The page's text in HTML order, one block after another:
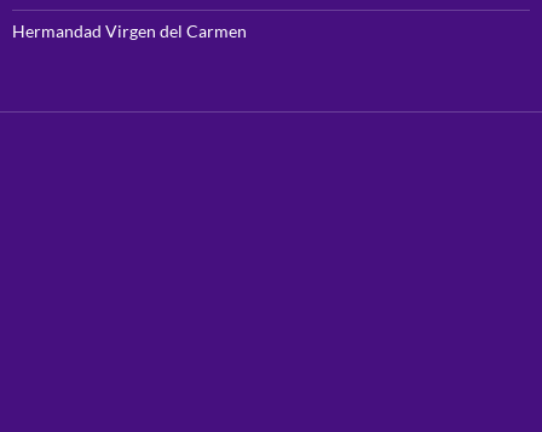
Hermandad Virgen del Carmen